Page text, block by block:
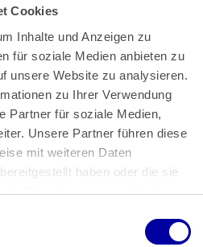
Cookies
Inhalte und Anzeigen zu
für soziale Medien anbieten zu
unsere Website zu analysieren.
zu Ihrer Verwendung
Partner für soziale Medien,
Unsere Partner führen diese
mit weiteren Daten
haben oder die sie
Dienste gesammelt haben.